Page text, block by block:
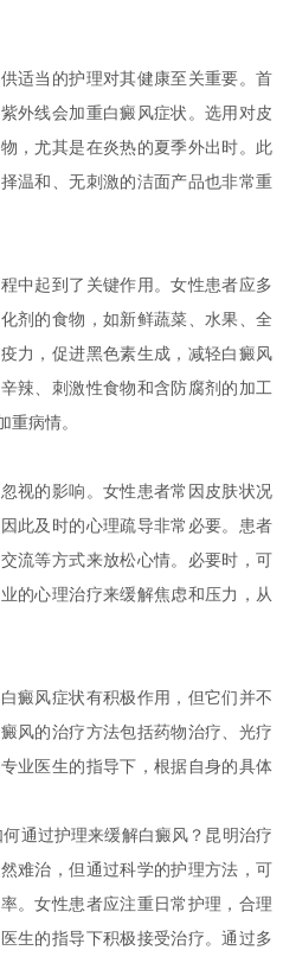
当的护理对其健康至关重要。首
外线会加重白癜风症状。选用对皮
，尤其是在炎热的夏季外出时。此
温和、无刺激的洁面产品也非常重
起到了关键作用。女性患者应多
剂的食物，如新鲜蔬菜、水果、全
力，促进黑色素生成，减轻白癜风
辣、刺激性食物和含防腐剂的加工
重病情。
的影响。女性患者常因皮肤状况
此及时的心理疏导非常必要。患者
流等方式来放松心情。必要时，可
的心理治疗来缓解焦虑和压力，从
风症状有积极作用，但它们并不
风的治疗方法包括药物治疗、光疗
业医生的指导下，根据自身的具体
过护理来缓解白癜风？昆明治疗
难治，但通过科学的护理方法，可
。女性患者应注重日常护理，合理
生的指导下积极接受治疗。通过多